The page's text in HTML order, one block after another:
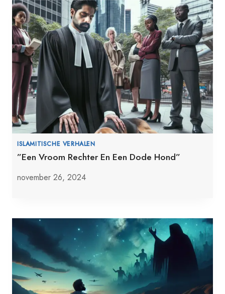
ISLAMITISCHE VERHALEN
”Een Vroom Rechter En Een Dode Hond”
november 26, 2024